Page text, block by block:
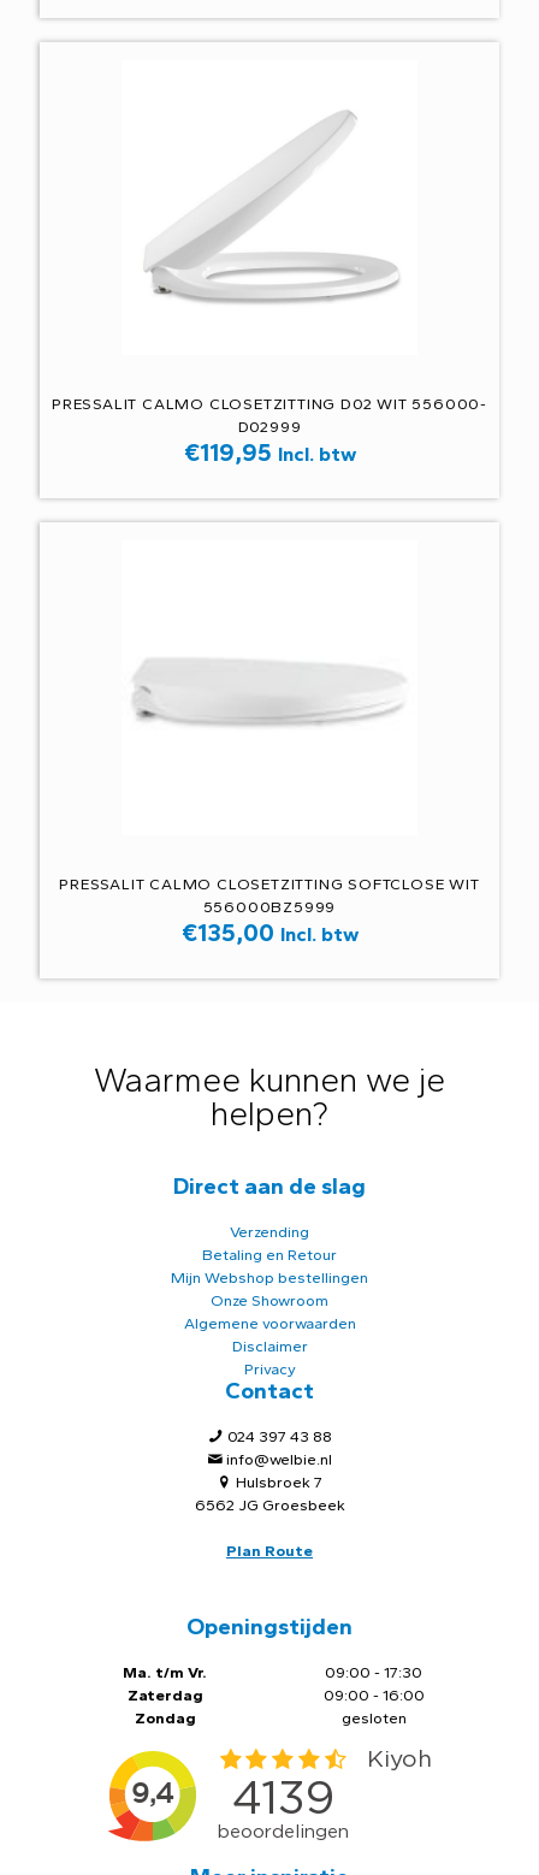
PRESSALIT CALMO CLOSETZITTING D02 WIT 556000-
D02999
€119,95 Incl. btw
PRESSALIT CALMO CLOSETZITTING SOFTCLOSE WIT
556000BZ5999
€135,00 Incl. btw
Waarmee kunnen we je
helpen?
Direct aan de slag
Verzending
Betaling en Retour
Mijn Webshop bestellingen
Onze Showroom
Algemene voorwaarden
Disclaimer
Privacy
Contact
024 397 43 88
info@welbie.nl
Hulsbroek 7
6562 JG Groesbeek
Plan Route
Openingstijden
Ma. t/m Vr.
Zaterdag
Zondag
09:00 - 17:30
09:00 - 16:00
gesloten